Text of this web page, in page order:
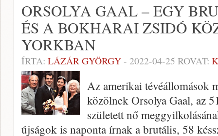
ORSOLYA GAAL – EGY
ÉS A BOKHARAI ZSIDÓ
YORKBAN
ÍRTA: LÁZÁR GYÖRGY- 2022-04-25 ROVAT:
Az amerikai tévéállomások
közölnek Orsolya Gaal, az
született nő
újságok is naponta írnak a brutális, 58